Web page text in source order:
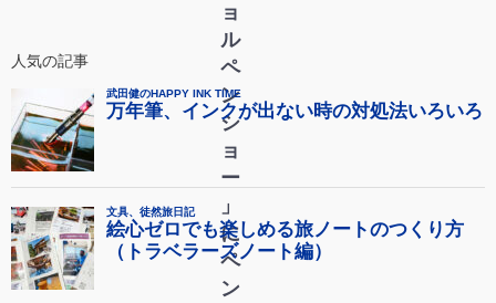
ョ
ル
ペ
ン
シ
ョ
ー
」
に
ペ
ン
人気の記事